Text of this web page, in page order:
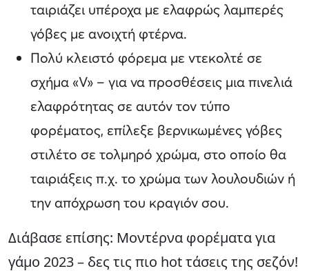
ταιριάζει υπέροχα με ελαφρώς λαμπερές
γόβες με ανοιχτή φτέρνα.
Πολύ κλειστό φόρεμα με ντεκολτέ σε
σχήμα «V» – για να προσθέσεις μια πινελιά
ελαφρότητας σε αυτόν τον τύπο
φορέματος, επίλεξε βερνικωμένες γόβες
στιλέτο σε τολμηρό χρώμα, στο οποίο θα
ταιριάξεις π.χ. το χρώμα των λουλουδιών ή
την απόχρωση του κραγιόν σου.
Διάβασε επίσης: Μοντέρνα φορέματα για
γάμο 2023 – δες τις πιο hot τάσεις της σεζόν!